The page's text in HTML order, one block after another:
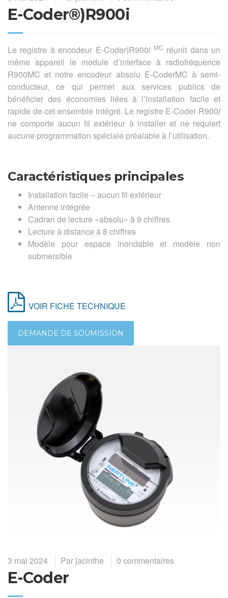
E-Coder®)R900i
Le registre à encodeur E-Coder)R900i MC réunit dans un
même appareil le module d’interface à radiofréquence
R900MC et notre encodeur absolu E-CoderMC à semi-
conducteur, ce qui permet aux services publics de
bénéficier des économies liées à l’installation facile et
rapide de cet ensemble intégré. Le registre E-Coder R900i
ne comporte aucun fil extérieur à installer et ne requiert
aucune programmation spéciale préalable à l’utilisation.
Caractéristiques principales
Installation facile – aucun fil extérieur
Antenne intégrée
Cadran de lecture «absolu» à 9 chiffres
Lecture à distance à 8 chiffres
Modèle pour espace inondable et modèle non
submersible
VOIR FICHE TECHNIQUE
DEMANDE DE SOUMISSION
3 mai 2024 Par jacinthe 0 commentaires
E-Coder